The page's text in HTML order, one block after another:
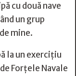
cu două nave
un grup
mine.
la un exercițiu
Forțele Navale